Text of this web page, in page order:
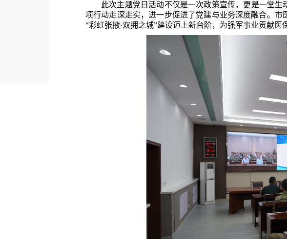
此次主题党日活动不仅是一次政策宣传，更是一堂
项行动走深走实，进一步促进了党建与业务深度融合。市
“彩虹张掖·双拥之城”建设迈上新台阶，为强军事业贡献医